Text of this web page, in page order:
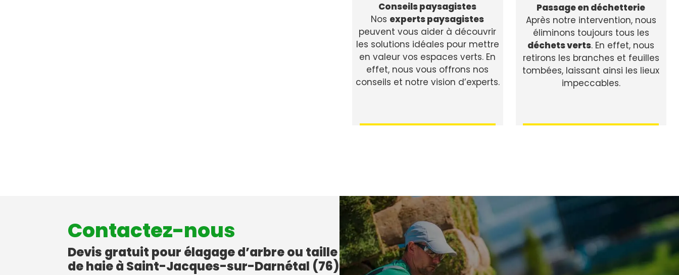
Conseils paysagistes
Nos experts paysagistes
peuvent vous aider à découvrir
les solutions idéales pour mettre
en valeur vos espaces verts. En
effet, nous vous offrons nos
conseils et notre vision d’experts.
Passage en déchetterie
Après notre intervention, nous
éliminons toujours tous les
déchets verts. En effet, nous
retirons les branches et feuilles
tombées, laissant ainsi les lieux
impeccables.
Contactez-nous
Devis gratuit pour élagage d’arbre ou taille
de haie à Saint-Jacques-sur-Darnétal (76)